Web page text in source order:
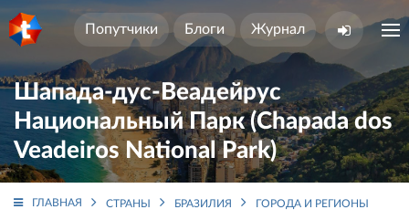
Попутчики Блоги Журнал
Шапада-дус-Веадейрус
Национальный Парк (Chapada dos
Veadeiros National Park)
ГЛАВНАЯ СТРАНЫ БРАЗИЛИЯ ГОРОДА И РЕГИОНЫ